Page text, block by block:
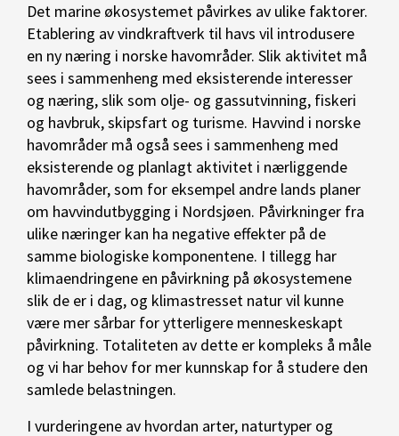
Det marine økosystemet påvirkes av ulike faktorer.
Etablering av vindkraftverk til havs vil introdusere
en ny næring i norske havområder. Slik aktivitet må
sees i sammenheng med eksisterende interesser
og næring, slik som olje- og gassutvinning, fiskeri
og havbruk, skipsfart og turisme. Havvind i norske
havområder må også sees i sammenheng med
eksisterende og planlagt aktivitet i nærliggende
havområder, som for eksempel andre lands planer
om havvindutbygging i Nordsjøen. Påvirkninger fra
ulike næringer kan ha negative effekter på de
samme biologiske komponentene. I tillegg har
klimaendringene en påvirkning på økosystemene
slik de er i dag, og klimastresset natur vil kunne
være mer sårbar for ytterligere menneskeskapt
påvirkning. Totaliteten av dette er kompleks å måle
og vi har behov for mer kunnskap for å studere den
samlede belastningen.
I vurderingene av hvordan arter, naturtyper og